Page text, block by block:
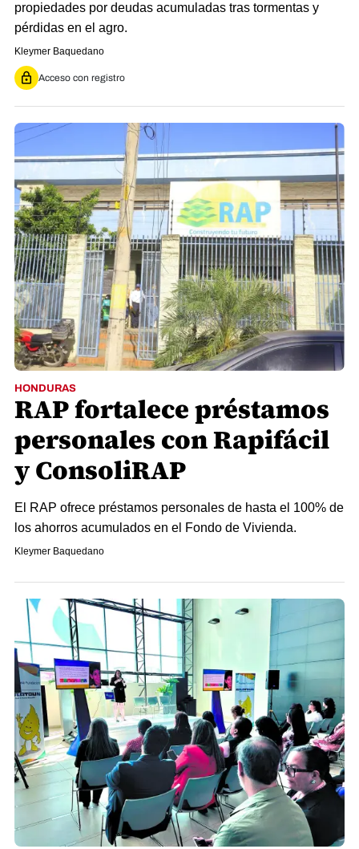
propiedades por deudas acumuladas tras tormentas y
pérdidas en el agro.
Kleymer Baquedano
Acceso con registro
HONDURAS
RAP fortalece préstamos
personales con Rapifácil
y ConsoliRAP
El RAP ofrece préstamos personales de hasta el 100% de
los ahorros acumulados en el Fondo de Vivienda.
Kleymer Baquedano